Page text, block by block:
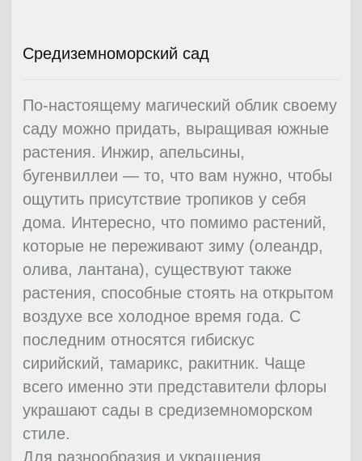
совершенно незатейливые листы
лилейника, юкки, плющелистные
разнообразными яркими и эффектными
В мавританском стиле переплетаются
неповторимая восточная экзотика и
все ваши органы чувств: глаза
поражаются яркими красочными
цветами, нос упивается сладкими и
немного терпковатыми благоуханиями
роз и фимиама, а ягоды земляники и
ароматные оливки имеют божественный
Структура сада очень четкая. Она
создается с помощью правильных и
ровных силуэтов, тропинок, ухоженных
клумб, лестниц, прямоугольных
бассейнов.
09
Скандинавский сад